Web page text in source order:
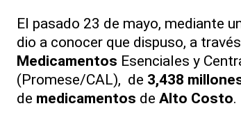
El pasado 23 de mayo, mediante
dio a conocer que dispuso, a
Medicamentos Esenciales y
(Promese/CAL), de 3,438
de medicamentos de Alto Costo.